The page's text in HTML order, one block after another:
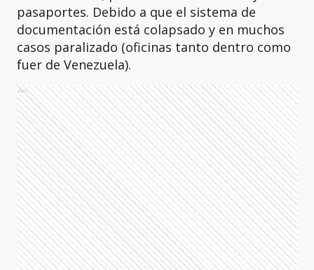
pasaportes. Debido a que el sistema de
documentación está colapsado y en muchos
casos paralizado (oficinas tanto dentro como
fuer de Venezuela).
Ads